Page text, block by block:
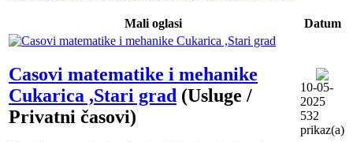
Mali oglasi Datum
Casovi matematike i mehanike
Cukarica ,Stari grad (Usluge /
Privatni časovi)
10-05-
2025
532
prikaz(a)